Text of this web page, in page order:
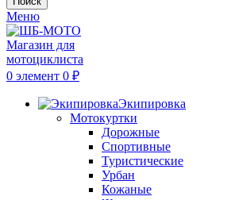
Меню
0 элемент 0 ₽
Экипировка
Мотокуртки
Дорожные
Спортивные
Туристические
Урбан
Кожаные